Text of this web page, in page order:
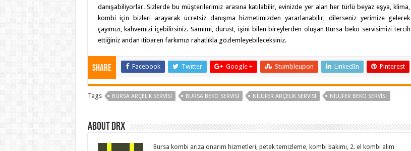
danışabiliyorlar. Sizlerde bu müşterilerimiz arasına katılabilir, evinizde yer alan her türlü beyaz eşya, klima,
kombi için bizleri arayarak ücretsiz danışma hizmetimizden yararlanabilir, dilerseniz yerimize gelerek
çayımızı, kahvemizi içebilirsiniz. Samimi, dürüst, işini bilen bireylerden oluşan Bursa beko servisimizi tercih
ettiğiniz andan itibaren farkımızı rahatlıkla gözlemleyebileceksiniz.
Share Facebook Twitter Google + Stumbleupon LinkedIn Pinterest
Tags BURSA ARÇELIK SERVISI BURSA BEKO SERVISI NILÜFER ARÇELIK SERVISI NILÜFER BEKO SERVISI
About drx
Bursa kombi arıza onarım hizmetleri, petek temizleme, kombi bakımı, 2. el kombi alım